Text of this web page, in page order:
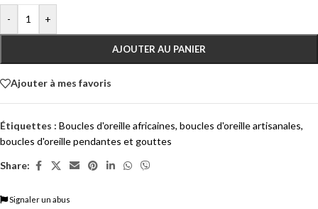
- +
AJOUTER AU PANIER
Ajouter à mes favoris
Étiquettes : Boucles d'oreille africaines, boucles d'oreille artisanales,
boucles d'oreille pendantes et gouttes
Share:
Signaler un abus